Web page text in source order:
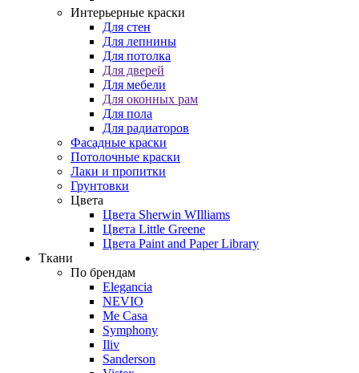
Интерьерные краски
Для стен
Для лепнины
Для потолка
Для дверей
Для мебели
Для оконных рам
Для пола
Для радиаторов
Фасадные краски
Потолочные краски
Лаки и пропитки
Грунтовки
Цвета
Цвета Sherwin WIlliams
Цвета Little Greene
Цвета Paint and Paper Library
Ткани
По брендам
Elegancia
NEVIO
Me Casa
Symphony
Iliv
Sanderson